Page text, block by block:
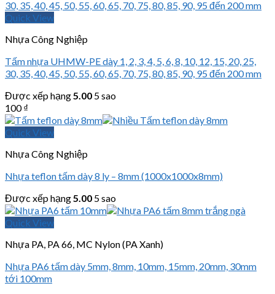
Quick View
Nhựa Công Nghiệp
Tấm nhựa UHMW-PE dày 1, 2, 3, 4, 5, 6, 8, 10, 12, 15, 20, 25,
30, 35, 40, 45, 50, 55, 60, 65, 70, 75, 80, 85, 90, 95 đến 200 mm
Được xếp hạng5.00 5 sao
100₫
Quick View
Nhựa Công Nghiệp
Nhựa teflon tấm dày 8 ly – 8mm (1000x1000x8mm)
Được xếp hạng5.00 5 sao
Quick View
Nhựa PA, PA 66, MC Nylon (PA Xanh)
Nhựa PA6 tấm dày 5mm, 8mm, 10mm, 15mm, 20mm, 30mm
tới 100mm